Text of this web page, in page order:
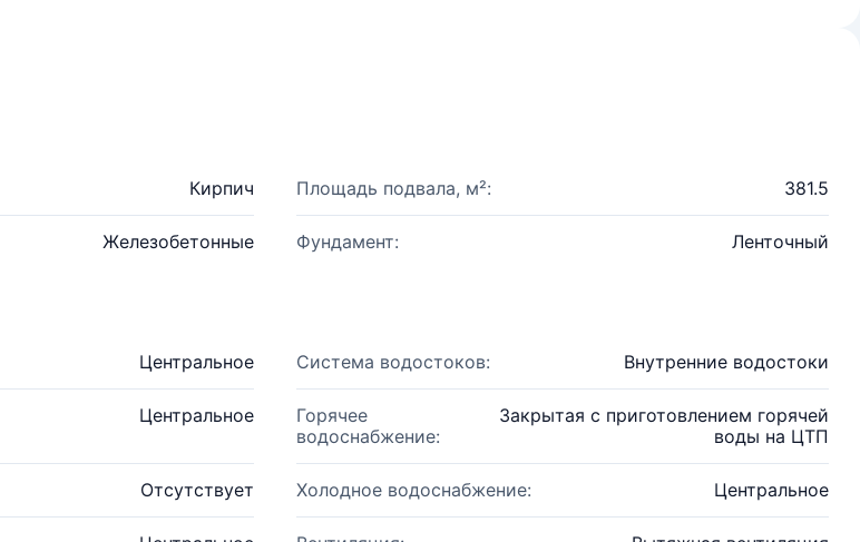
Кирпич Площадь подвала, м²: 381.5
Железобетонные Фундамент: Ленточный
Центральное Система водостоков: Внутренние водостоки
Центральное
Горячее
водоснабжение:
Закрытая с приготовлением горячей
воды на ЦТП
Отсутствует Холодное водоснабжение: Центральное